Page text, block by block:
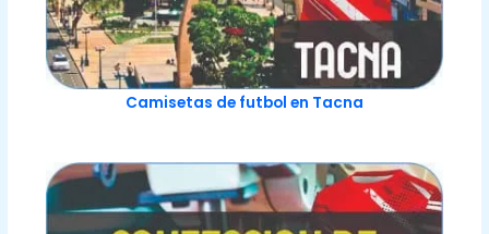
Camisetas de futbol en Tacna